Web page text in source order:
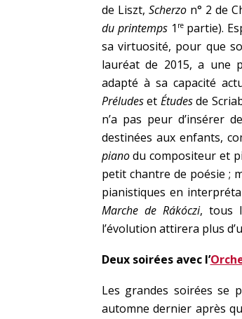
de Liszt, Scherzon° 2 de
du printemps1 re partie).
sa virtuosité, pour que
lauréat de 2015, a une
adapté à sa capacité
Préludeset Étudesde
n’a pas peur d’insérer
destinées aux enfants,
pianodu compositeur et
petit chantre de poésie ;
pianistiques en
Marche de Rákóczi, tous
l’évolution attirera plus
Deux soirées avec l’
Les grandes soirées se
automne dernier après